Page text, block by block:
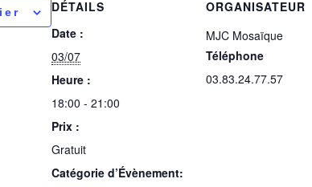
DÉTAILS
Date :
03/07
Heure :
18:00 - 21:00
Prix :
Gratuit
Catégorie d’Évènement:
ORGANISATEUR
MJC Mosaïque
Téléphone
03.83.24.77.57